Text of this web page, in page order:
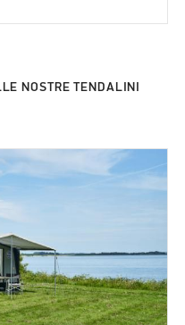
NOSTRE TENDALINI